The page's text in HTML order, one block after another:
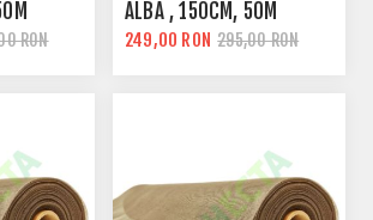
RON
ALBA , 150CM, 50M
249,00 RON 295,00 RON